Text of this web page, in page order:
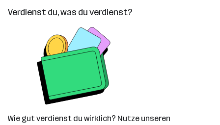
Verdienst du, was du verdienst?
Wie gut verdienst du wirklich? Nutze unseren